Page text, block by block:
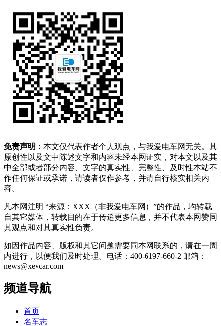
免责声明： 本文仅代表作者个人观点，与我爱电车网无关。其
原创性以及文中陈述文字和内容未经本网证实，对本文以及其
中全部或者部分内容、文字的真实性、完整性、及时性本站不
作任何保证或承诺，请读者仅作参考，并请自行核实相关内
容。
凡本网注明 “来源：XXX（非我爱电车网）”的作品，均转载
自其它媒体，转载目的在于传递更多信息，并不代表本网赞同
其观点和对其真实性负责。
如因作品内容、版权和其它问题需要同本网联系的，请在一周
内进行，以便我们及时处理。电话：400-6197-660-2 邮箱：
news@xevcar.com
频道导航
首页
名车志